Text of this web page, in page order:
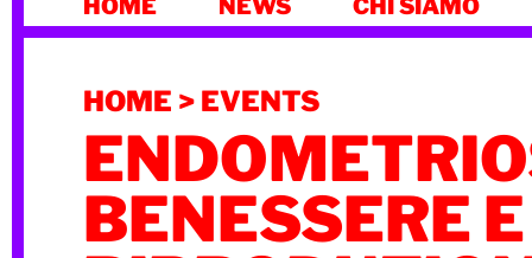
AL
HOME NEWS CHI SIAMO
HOME > EVENTS
BENESSERE E